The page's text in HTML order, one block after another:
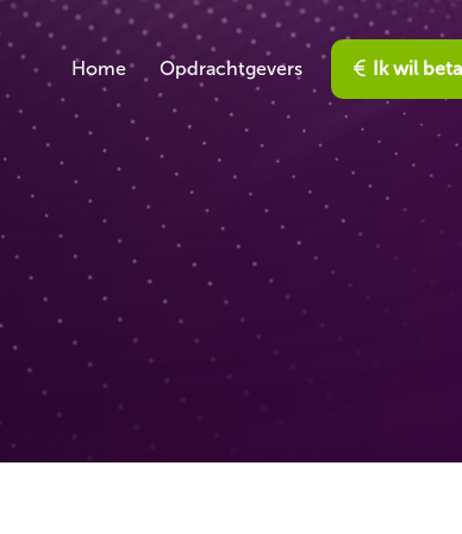
Home Opdrachtgevers Ik wil